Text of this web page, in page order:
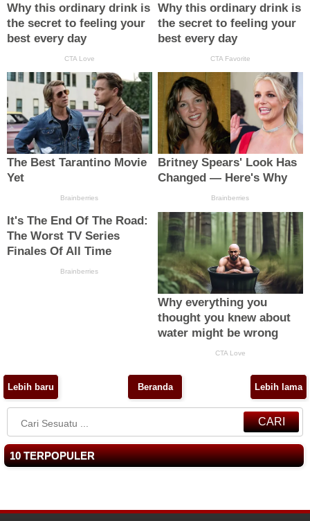
Lebih baru Lebih lama
Beranda
CARI
10 TERPOPULER